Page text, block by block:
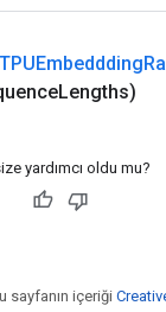
TPUEmbeddding
Lengths)
yardımcı oldu mu?
sayfanın içeriği